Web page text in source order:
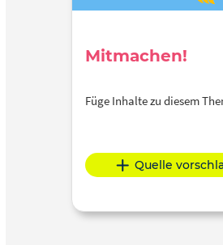
Mitmachen!
Füge Inhalte zu diesem
Quelle